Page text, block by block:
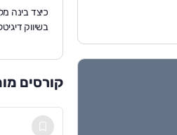
כיצד בינה
בשיווק
קורסים